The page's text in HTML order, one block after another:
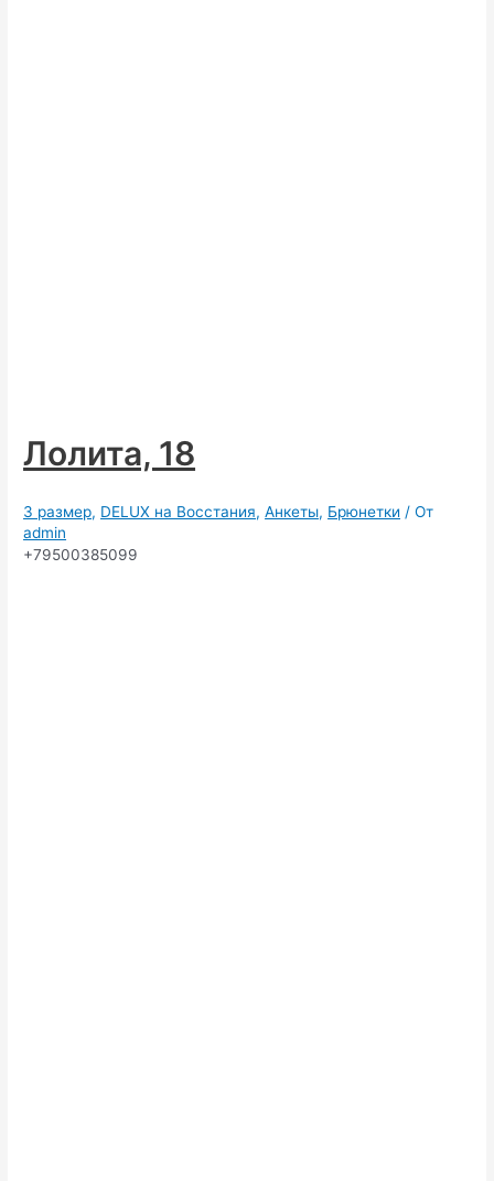
Лолита, 18
3 размер, DELUX на Восстания,Анкеты, Брюнетки / От
admin
+79500385099